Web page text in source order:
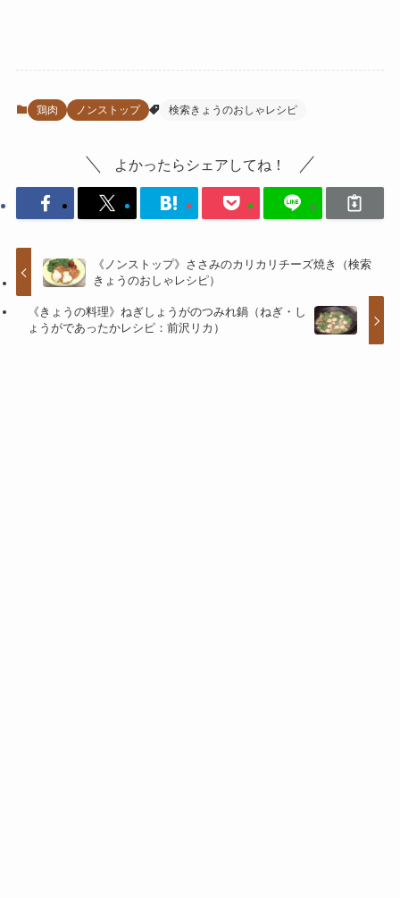
鶏肉 ノンストップ 検索きょうのおしゃレシピ
よかったらシェアしてね！
《ノンストップ》ささみのカリカリチーズ焼き（検索
きょうのおしゃレシピ）
《きょうの料理》ねぎしょうがのつみれ鍋（ねぎ・し
ょうがであったかレシピ：前沢リカ）